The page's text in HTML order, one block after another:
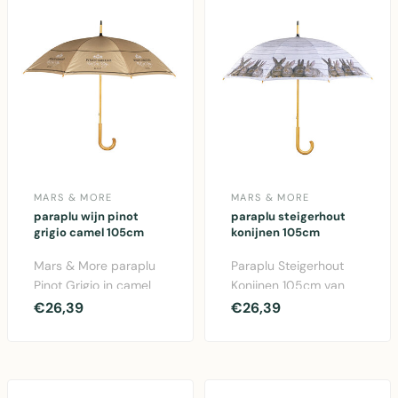
MARS & MORE
paraplu wijn pinot
grigio camel 105cm
Mars & More paraplu
Pinot Grigio in camel
beige. Elegant design
€26,39
MARS & MORE
paraplu steigerhout
konijnen 105cm
Paraplu Steigerhout
Konijnen 105cm van
Mars & More. Leuke
€26,39